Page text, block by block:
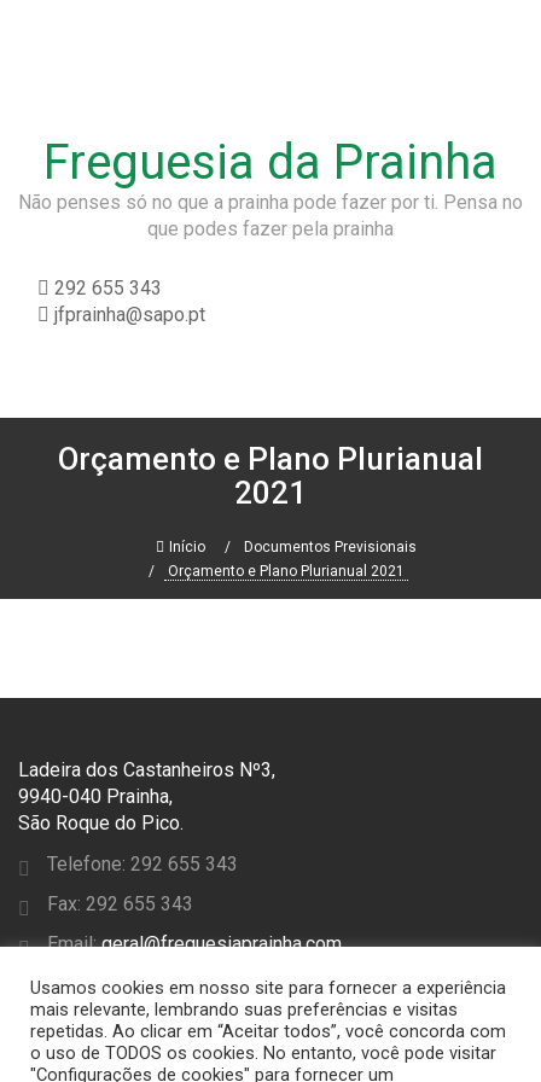
Freguesia da Prainha
Não penses só no que a prainha pode fazer por ti. Pensa no
que podes fazer pela prainha
292 655 343
jfprainha@sapo.pt
Orçamento e Plano Plurianual
2021
Início
Documentos Previsionais
Orçamento e Plano Plurianual 2021
Ladeira dos Castanheiros Nº3,
9940-040 Prainha,
São Roque do Pico.
Telefone: 292 655 343
Fax: 292 655 343
Email:geral@freguesiaprainha.com
SEGUE-NOS
Usamos cookies em nosso site para fornecer a experiência
mais relevante, lembrando suas preferências e visitas
repetidas. Ao clicar em “Aceitar todos”, você concorda com
o uso de TODOS os cookies. No entanto, você pode visitar
"Configurações de cookies" para fornecer um